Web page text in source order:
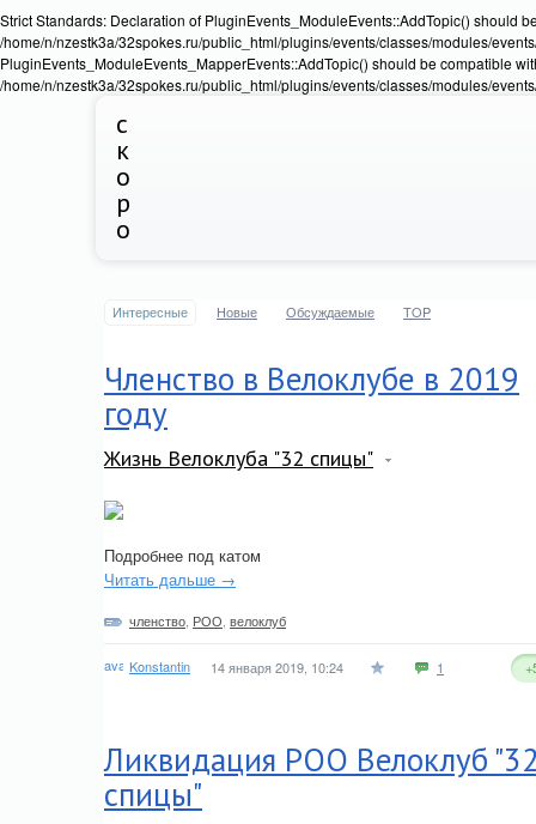
Strict Standards: Declaration of PluginEvents_ModuleEvents::AddTopic() should
/home/n/nzestk3a/32spokes.ru/public_html/plugins/events/classes/modules/
PluginEvents_ModuleEvents_MapperEvents::AddTopic() should be compatible
/home/n/nzestk3a/32spokes.ru/public_html/plugins/events/classes/modules/
с
к
о
р
о
Интересные Новые Обсуждаемые TOP
Членство в Велоклубе в 2019
году
Жизнь Велоклуба "32 спицы"
Подробнее под катом
Читать дальше →
членство РОО велоклуб
Konstantin 14 января 2019, 10:24 1
Ликвидация РОО Велоклуб
спицы"